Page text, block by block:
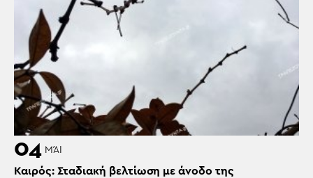
04 ΜΆΙ
Καιρός: Σταδιακή βελτίωση με άνοδο της